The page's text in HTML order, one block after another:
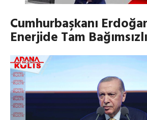
Cumhurbaşkanı
Enerjide Tam